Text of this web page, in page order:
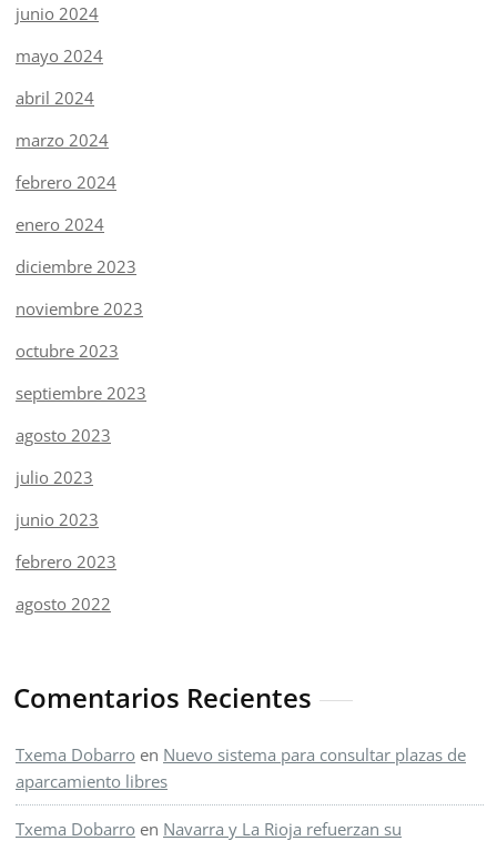
junio 2024
mayo 2024
abril 2024
marzo 2024
febrero 2024
enero 2024
diciembre 2023
noviembre 2023
octubre 2023
septiembre 2023
agosto 2023
julio 2023
junio 2023
febrero 2023
agosto 2022
Comentarios Recientes
Txema Dobarro en Nuevo sistema para consultar plazas de
aparcamiento libres
Txema Dobarro en Navarra y La Rioja refuerzan su